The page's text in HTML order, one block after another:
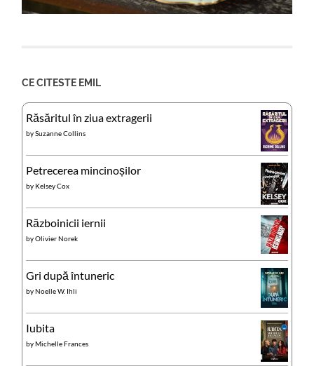
CE CITESTE EMIL
Răsăritul în ziua extragerii
bySuzanne Collins
Petrecerea mincinoșilor
by Kelsey Cox
Războinicii iernii
byOlivier Norek
Gri după întuneric
byNoelle W. Ihli
Iubita
byMichelle Frances